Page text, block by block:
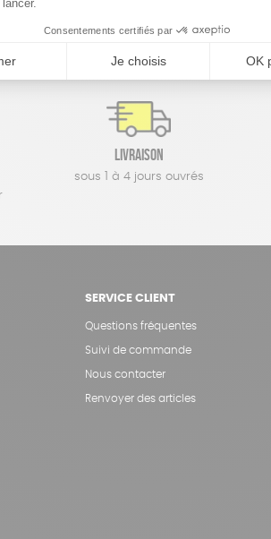
Livraison
sous 1 à 4 jours ouvrés
SERVICE CLIENT
Questions fréquentes
Suivi de commande
Nous contacter
Renvoyer des articles